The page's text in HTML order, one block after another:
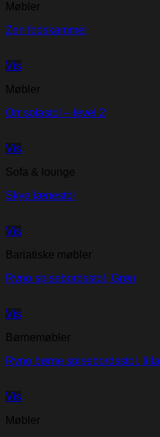
Møbler
Zen fodskammel
Vis
Møbler
Orr sofastol – level 2
Vis
Sofa & lounge
Skye lænestol
Vis
Bariatiske møbler
Ryno spisebordsstol, Grøn
Vis
Børnemøbler
Ryno børne spisebordsstol, lilla
Vis
Møbler